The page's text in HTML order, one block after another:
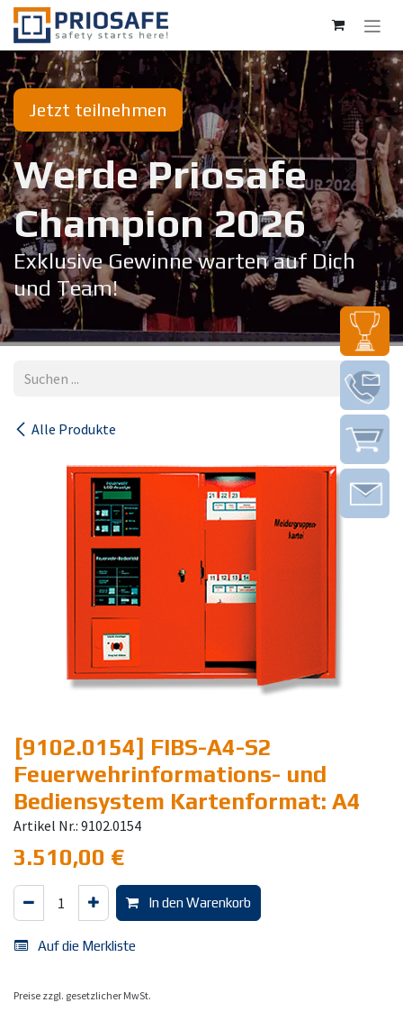
Zum Inhalt springen
Jetzt teilnehmen
Werde Priosafe
Champion 20​26
Exklusive Gewinne warten auf Dich
und Team!
Alle Produkte
[9102.0154] FIBS-A4-S2
Feuerwehrinformations- und
Bediensystem Kartenformat: A4
Artikel Nr.: 9102.0154
3.510,00 €
In den Warenkorb
Auf die Merkliste
Preise zzgl. gesetzlicher MwSt.